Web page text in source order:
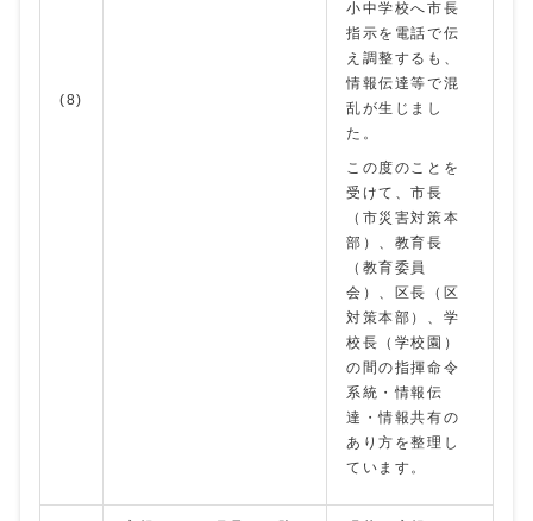
(8)
小中学校へ市長
指示を電話で伝
え調整するも、
情報伝達等で混
乱が生じまし
た。
この度のことを
受けて、市長
（市災害対策本
部）、教育長
（教育委員
会）、区長（区
対策本部）、学
校長（学校園）
の間の指揮命令
系統・情報伝
達・情報共有の
あり方を整理し
ています。